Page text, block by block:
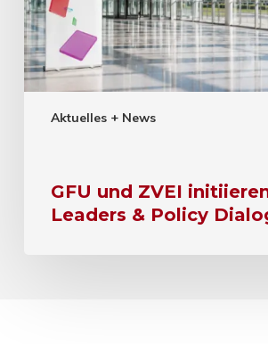
Aktuelles + News
GFU und ZVEI
Leaders & Policy